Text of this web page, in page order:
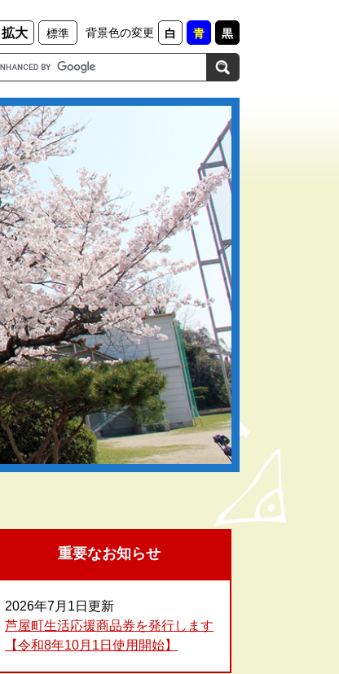
拡大 標準 背景色の変更 白 青 黒
重要なお知らせ
2026年7月1日更新
芦屋町生活応援商品券を発行します
【令和8年10月1日使用開始】